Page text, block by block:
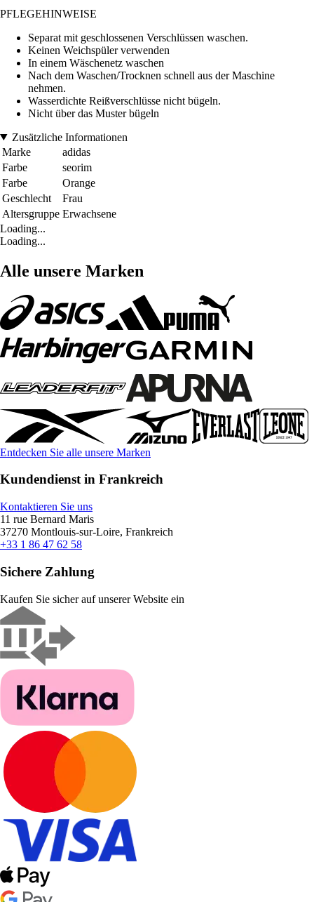
PFLEGEHINWEISE
Separat mit geschlossenen Verschlüssen waschen.
Keinen Weichspüler verwenden
In einem Wäschenetz waschen
Nach dem Waschen/Trocknen schnell aus der Maschine
nehmen.
Wasserdichte Reißverschlüsse nicht bügeln.
Nicht über das Muster bügeln
Zusätzliche Informationen
Marke
adidas
Farbe
seorim
Farbe
Orange
Geschlecht
Frau
Altersgruppe Erwachsene
Loading...
Loading...
Alle unsere Marken
Entdecken Sie alle unsere Marken
Kundendienst in Frankreich
Kontaktieren Sie uns
11 rue Bernard Maris
37270 Montlouis-sur-Loire, Frankreich
+33 1 86 47 62 58
Sichere Zahlung
Kaufen Sie sicher auf unserer Website ein